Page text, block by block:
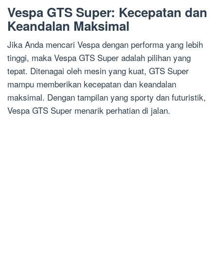
Vespa GTS Super: Kecepatan dan
Keandalan Maksimal
Jika Anda mencari Vespa dengan performa yang lebih
tinggi, maka Vespa GTS Super adalah pilihan yang
tepat. Ditenagai oleh mesin yang kuat, GTS Super
mampu memberikan kecepatan dan keandalan
maksimal. Dengan tampilan yang sporty dan futuristik,
Vespa GTS Super menarik perhatian di jalan.